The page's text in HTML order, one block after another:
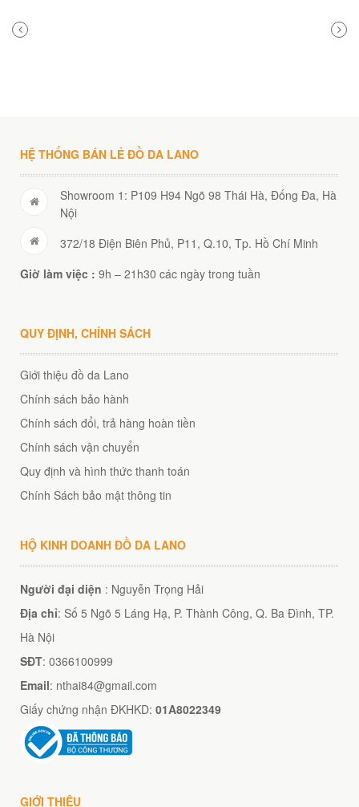
NEXT
HỆ THỐNG BÁN LẺ ĐỒ DA LANO
Showroom 1: P109 H94 Ngõ 98 Thái Hà, Đống Đa, Hà
Nội
372/18 Điện Biên Phủ, P11, Q.10, Tp. Hồ Chí Minh
Giờ làm việc : 9h – 21h30 các ngày trong tuần
QUY ĐỊNH, CHÍNH SÁCH
Giới thiệu đồ da Lano
Chính sách bảo hành
Chính sách đổi, trả hàng hoàn tiền
Chính sách vận chuyển
Quy định và hình thức thanh toán
Chính Sách bảo mật thông tin
HỘ KINH DOANH ĐỒ DA LANO
Người đại diện : Nguyễn Trọng Hải
Địa chỉ: Số 5 Ngõ 5 Láng Hạ, P. Thành Công, Q. Ba Đình, TP.
Hà Nội
SĐT: 0366100999
Email: nthai84@gmail.com
Giấy chứng nhận ĐKHKD: 01A8022349
GIỚI THIỆU